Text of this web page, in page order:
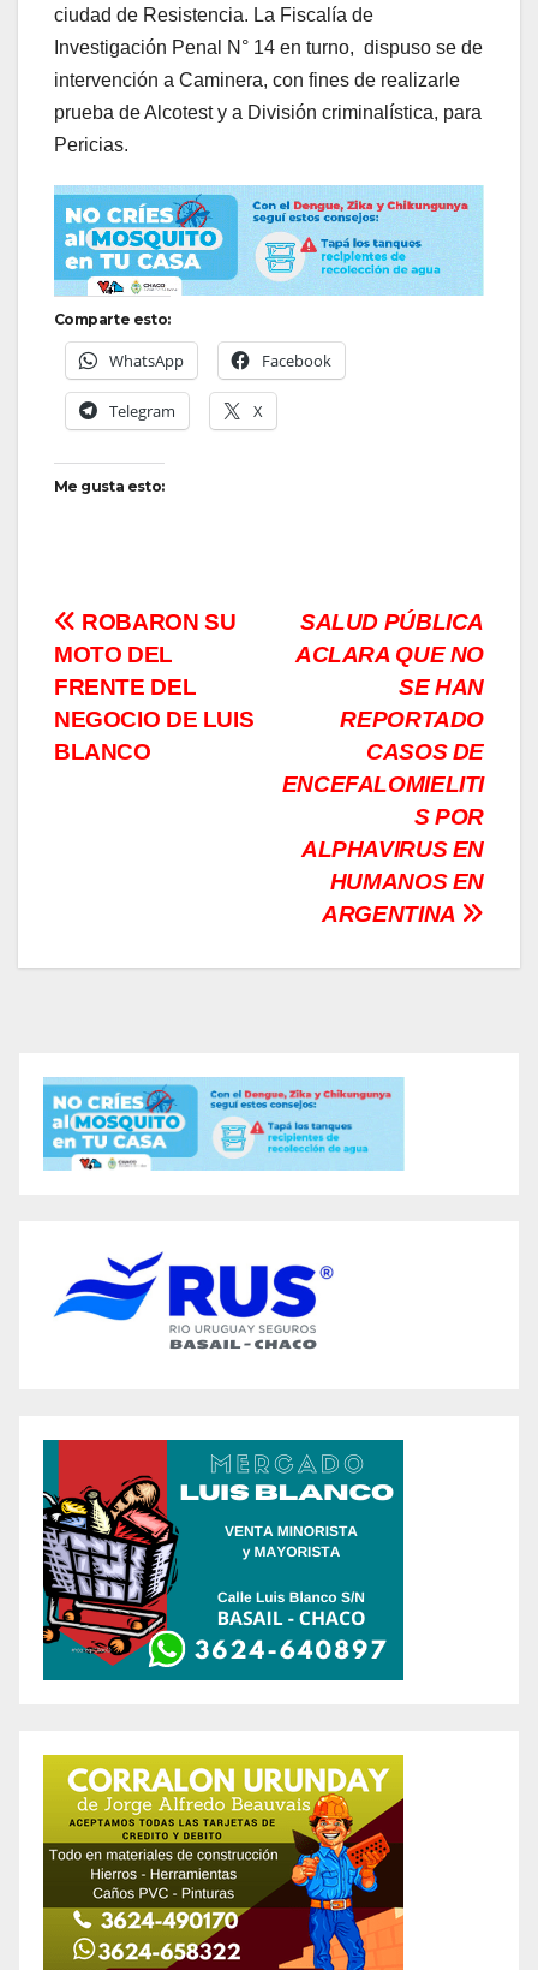
ciudad de Resistencia. La Fiscalía de
Investigación Penal N° 14 en turno, dispuso se de
intervención a Caminera, con fines de realizarle
prueba de Alcotest y a División criminalística, para
Pericias.
Comparte esto:
WhatsApp Facebook
Telegram X
Me gusta esto:
Navegación
de
entradas
SALUD PÚBLICA
ACLARA QUE NO
SE HAN
REPORTADO
CASOS DE
ENCEFALOMIELITI
S POR
ALPHAVIRUS EN
HUMANOS EN
ARGENTINA
ROBARON SU
MOTO DEL
FRENTE DEL
NEGOCIO DE LUIS
BLANCO